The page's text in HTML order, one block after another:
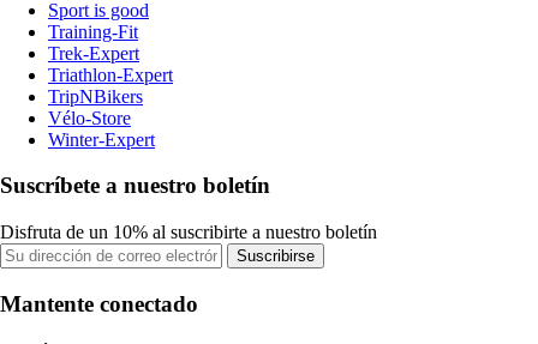
Sport is good
Training-Fit
Trek-Expert
Triathlon-Expert
TripNBikers
Vélo-Store
Winter-Expert
Suscríbete a nuestro boletín
Disfruta de un 10% al suscribirte a nuestro boletín
Suscribirse
Mantente conectado